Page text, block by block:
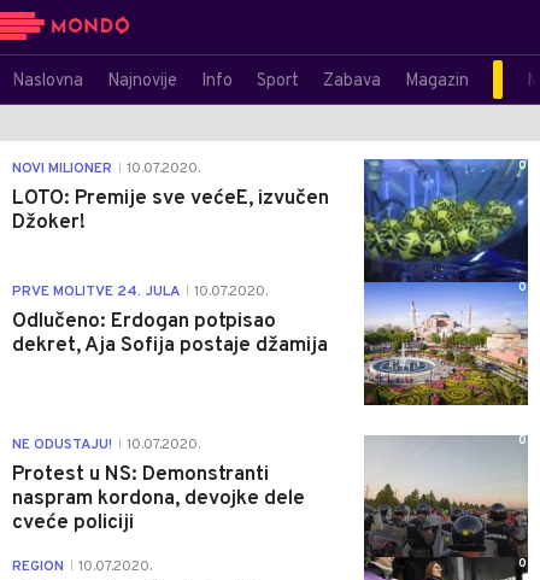
Naslovna Najnovije Info Sport Zabava Magazin
NOVI MILIONER 10.07.2020.
LOTO: Premije sve većeE, izvučen
Džoker!
0
PRVE MOLITVE 24. JULA 10.07.2020.
Odlučeno: Erdogan potpisao
dekret, Aja Sofija postaje džamija
0
NE ODUSTAJU! 10.07.2020.
Protest u NS: Demonstranti
naspram kordona, devojke dele
cveće policiji
0
REGION 10.07.2020. 0